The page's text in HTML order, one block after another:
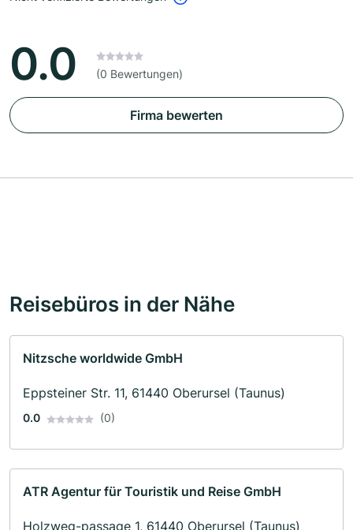
0.0 (0 Bewertungen)
Firma bewerten
Reisebüros in der Nähe
Nitzsche worldwide GmbH
Eppsteiner Str. 11, 61440 Oberursel (Taunus)
0.0 (0)
ATR Agentur für Touristik und Reise GmbH
Holzweg-passage 1, 61440 Oberursel (Taunus)